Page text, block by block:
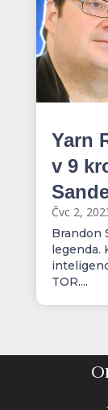
Yarn
v 9
Čvc 2,
Brandon
legenda.
TOR....